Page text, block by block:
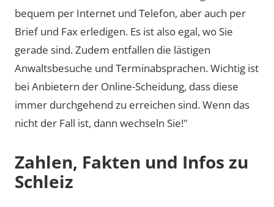
bequem per Internet und Telefon, aber auch per
Brief und Fax erledigen. Es ist also egal, wo Sie
gerade sind. Zudem entfallen die lästigen
Anwaltsbesuche und Terminabsprachen. Wichtig ist
bei Anbietern der Online-Scheidung, dass diese
immer durchgehend zu erreichen sind. Wenn das
nicht der Fall ist, dann wechseln Sie!"
Zahlen, Fakten und Infos zu
Schleiz